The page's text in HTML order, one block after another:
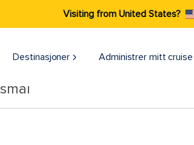
Visiting from United States?
Destinasjoner Administrer mitt cruise